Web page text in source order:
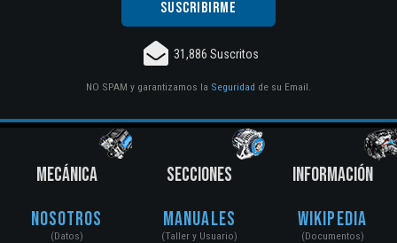
31,886 Suscritos
NO SPAM y garantizamos la Seguridad de su Email.
MECÁNICA
Nosotros
(Datos)
SECCIONES
Manuales
(Taller y Usuario)
INFORMACIÓN
Wikipedia
(Documentos)